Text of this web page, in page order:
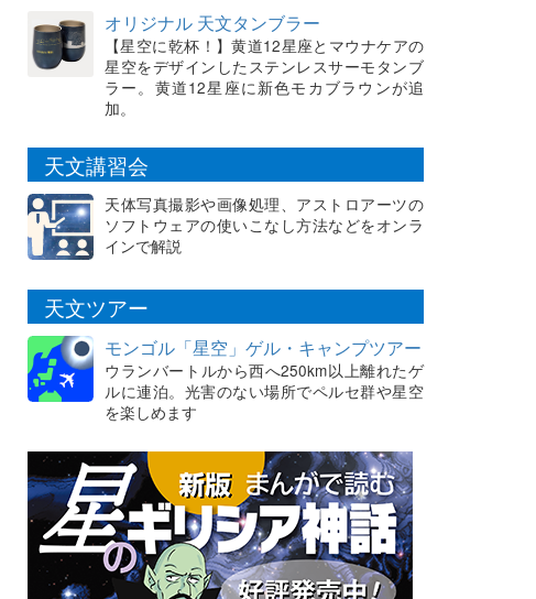
オリジナル 天文タンブラー
【星空に乾杯！】黄道12星座とマウナケアの
星空をデザインしたステンレスサーモタンブ
ラー。黄道12星座に新色モカブラウンが追
加。
天文講習会
天体写真撮影や画像処理、アストロアーツの
ソフトウェアの使いこなし方法などをオンラ
インで解説
天文ツアー
モンゴル「星空」ゲル・キャンプツアー
ウランバートルから西へ250km以上離れたゲ
ルに連泊。光害のない場所でペルセ群や星空
を楽しめます